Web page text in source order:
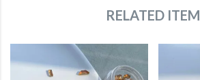
RELATED ITEM